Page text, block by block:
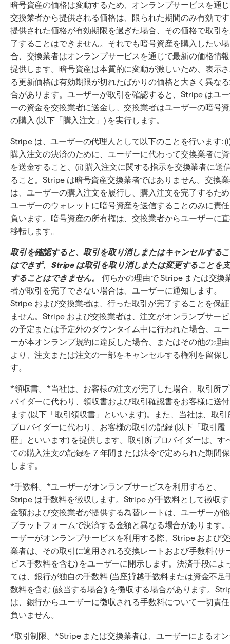
暗号資産の価格は変動するため、オンランプサービスを通
交換業者から提供される価格は、限られた期間のみ有効で
提供された価格が有効期限を過ぎた場合、その価格で取引
了することはできません。それでも暗号資産を購入したい場
合、交換業者はオンランプサービスを通じて最新の価格情
提供します。暗号資産は本質的に変動が激しいため、表示
る更新価格は有効期限が切れたばかりの価格と大きく異な
合があります。ユーザーが取引を確認すると、Stripe はユ
ーの資金を交換業者に送金し、交換業者はユーザーの暗号
の購入 (以下「購入注文」) を実行します。
Stripe は、ユーザーの代理人として以下のことを行います:
購入注文の決済のために、ユーザーに代わって交換業者に
を送金すること、(ii) 購入注文に関する指示を交換業者に送
ること。Stripe は暗号資産交換業者ではありません。交換
は、ユーザーの購入注文を履行し、購入注文を完了するた
ユーザーのウォレットに暗号資産を送信することのみに責
負います。暗号資産の所有権は、交換業者からユーザーに
移転します。
取引を確認すると、取引を取り消しまたはキャンセルする
はできず、Stripe は取引を取り消しまたは変更することを
することはできません。
何らかの理由で Stripe または交換
者が取引を完了できない場合は、ユーザーに通知します。
Stripe および交換業者は、行った取引が完了することを保
ません。Stripe および交換業者は、注文がオンランプサー
の予定または予定外のダウンタイム中に行われた場合、ユ
ーが本オンランプ規約に違反した場合、またはその他の理
より、注文または注文の一部をキャンセルする権利を留保
す。
*領収書。*当社は、お客様の注文が完了した場合、取引所
バイダーに代わり、領収書および取引確認書をお客様に送
ます (以下「取引領収書」といいます)。また、当社は、取引
プロバイダーに代わり、お客様の取引の記録 (以下「取引履
歴」といいます) を提供します。取引所プロバイダーは、す
ての購入注文の記録を 7 年間または法令で定められた期間
します。
*手数料。*ユーザーがオンランプサービスを利用すると、
Stripe は手数料を徴収します。Stripe が手数料として徴収
金額および交換業者が提供する為替レートは、ユーザーが
プラットフォームで決済する金額と異なる場合があります
ーザーがオンランプサービスを利用する際、Stripe および
業者は、その取引に適用される交換レートおよび手数料 (サ
ビス手数料を含む) をユーザーに開示します。決済手段によ
ては、銀行が独自の手数料 (当座貸越手数料または資金不足
数料を含む (該当する場合)) を徴収する場合があります。
は、銀行からユーザーに徴収される手数料について一切責
負いません。
*取引制限。*Stripe または交換業者は、ユーザーによるオ